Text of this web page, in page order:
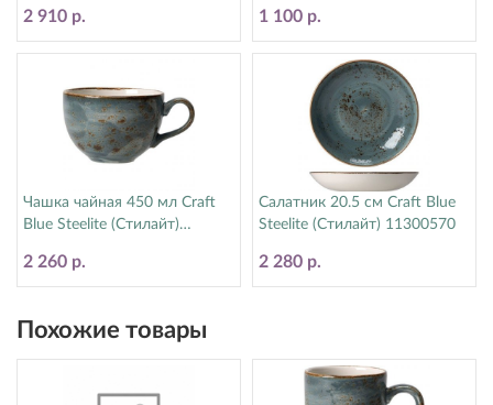
2 910 р. 1 100 р.
Чашка чайная 450 мл Craft
Blue Steelite (Стилайт)
2 260 р.
Салатник 20.5 см Craft Blue
Steelite (Стилайт) 11300570
2 280 р.
Похожие товары